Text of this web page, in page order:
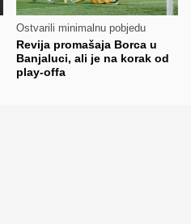
Ostvarili minimalnu pobjedu
Revija promašaja Borca u
Banjaluci, ali je na korak od
play-offa